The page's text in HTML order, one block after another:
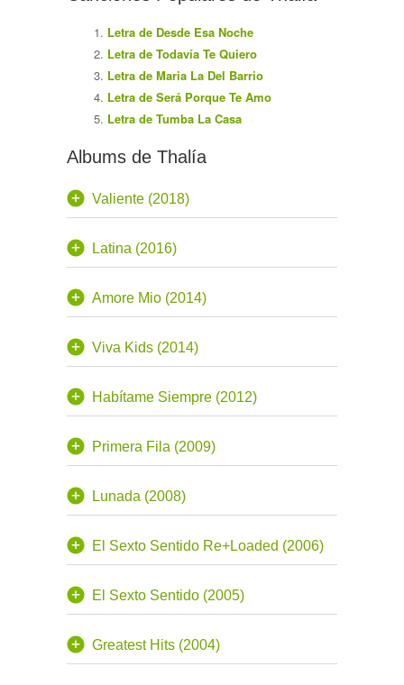
Letra de Desde Esa Noche
Letra de Todavía Te Quiero
Letra de Maria La Del Barrio
Letra de Será Porque Te Amo
Letra de Tumba La Casa
Albums de Thalía
Valiente (2018)
Latina (2016)
Amore Mio (2014)
Viva Kids (2014)
Habítame Siempre (2012)
Primera Fila (2009)
Lunada (2008)
El Sexto Sentido Re+Loaded (2006)
El Sexto Sentido (2005)
Greatest Hits (2004)